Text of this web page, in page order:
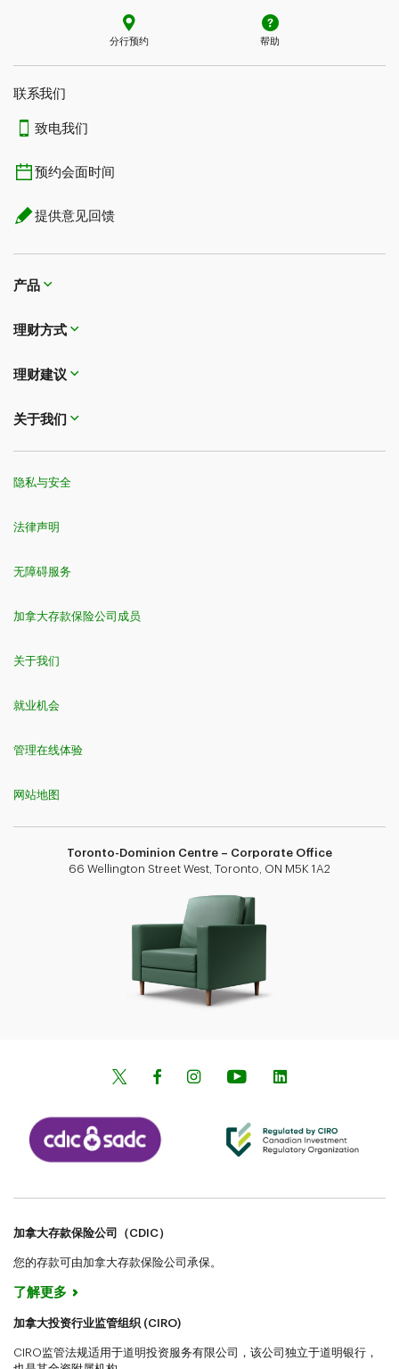
分行预约 帮助
联系我们​​​​​​​
致电我们
预约会面时间
提供意见回馈
产品
理财方式
理财建议
关于我们
隐私与安全
法律声明
无障碍服务
加拿大存款保险公司成员
关于我们
就业机会
管理在线体验
网站地图
Toronto-Dominion Centre – Corporate Office
66 Wellington Street West, Toronto, ON M5K 1A2
加拿大存款保险公司（CDIC）
您的存款可由加拿大存款保险公司承保。
了解更多
加拿大投资行业监管组织 (CIRO)
CIRO监管法规适用于道明投资服务有限公司，该公司独立于道明银行，